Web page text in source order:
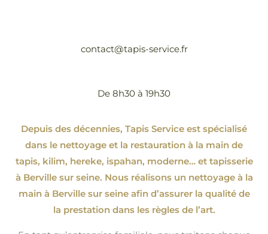
contact@tapis-service.fr
De 8h30 à 19h30
Depuis des décennies, Tapis Service est spécialisé
dans le nettoyage et la restauration à la main de
tapis, kilim, hereke, ispahan, moderne…et tapisserie
à Berville sur seine. Nous réalisons un nettoyage à la
main à Berville sur seine afin d’assurer la qualité de
la prestation dans les règles de l’art.